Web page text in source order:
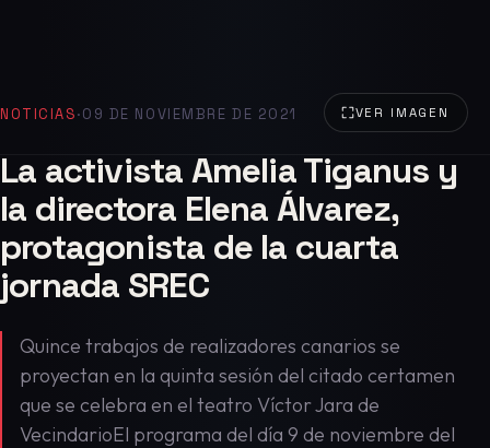
VER IMAGEN
NOTICIAS·09 DE NOVIEMBRE DE 2021
La activista Amelia Tiganus y
la directora Elena Álvarez,
protagonista de la cuarta
jornada SREC
Quince trabajos de realizadores canarios se
proyectan en la quinta sesión del citado certamen
que se celebra en el teatro Víctor Jara de
VecindarioEl programa del día 9 de noviembre del